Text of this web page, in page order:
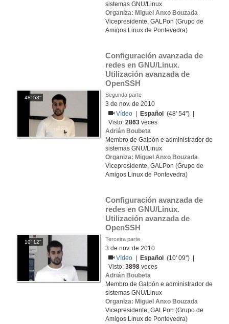
sistemas GNU/Linux
Organiza: Miguel Anxo Bouzada
Vicepresidente, GALPon (Grupo de
Amigos Linux de Pontevedra)
48' 58''
Configuración avanzada de
redes en GNU/Linux.
Utilización avanzada de
OpenSSH
Segunda parte
3 de nov. de 2010
Vídeo
Español
(48' 54'') |
Visto:2863 veces
Adrián Boubeta
Membro de Galpón e administrador de
sistemas GNU/Linux
Organiza: Miguel Anxo Bouzada
Vicepresidente, GALPon (Grupo de
Amigos Linux de Pontevedra)
10' 12''
Configuración avanzada de
redes en GNU/Linux.
Utilización avanzada de
OpenSSH
Terceira parte
3 de nov. de 2010
Vídeo
Español
(10' 09'') |
Visto:3898 veces
Adrián Boubeta
Membro de Galpón e administrador de
sistemas GNU/Linux
Organiza: Miguel Anxo Bouzada
Vicepresidente, GALPon (Grupo de
Amigos Linux de Pontevedra)